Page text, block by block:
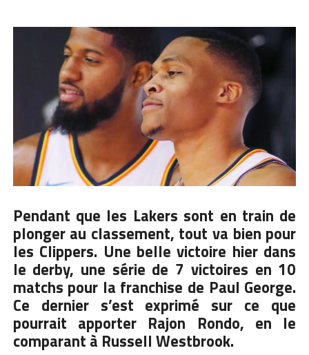
Pendant que les Lakers sont en train de
plonger au classement, tout va bien pour
les Clippers. Une belle victoire hier dans
le derby, une série de 7 victoires en 10
matchs pour la franchise de Paul George.
Ce dernier s’est exprimé sur ce que
pourrait apporter Rajon Rondo, en le
comparant à Russell Westbrook.